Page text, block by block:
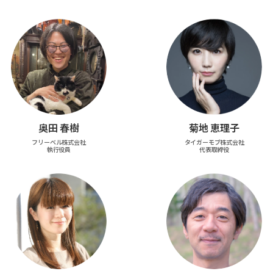
奥田 春樹
フリーベル株式会社
執行役員
菊地 恵理子
タイガーモブ株式会社
代表取締役